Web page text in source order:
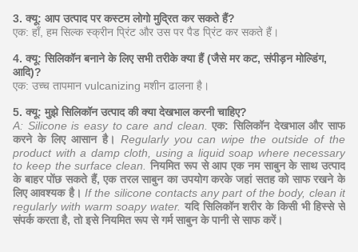
3. क्यू: आप उत्पाद पर कस्टम लोगो मुद्रित कर सकते हैं?
एक: हाँ, हम सिल्क स्क्रीन प्रिंट और उस पर पैड प्रिंट कर सकते हैं।
4. क्यू: सिलिकॉन बनाने के लिए सभी तरीके क्या हैं (जैसे मर कट, संपीड़न मोल्डिंग,
आदि)?
एक: उच्च तापमान vulcanizing मशीन ढालना है।
5. क्यू: मुझे सिलिकॉन उत्पाद की क्या देखभाल करनी चाहिए?
A: Silicone is easy to care and clean. एक: सिलिकॉन देखभाल और साफ
करने के लिए आसान है। Regularly you can wipe the outside of the
product with a damp cloth, using a liquid soap where necessary
to keep the surface clean. नियमित रूप से आप एक नम साबुन के साथ उत्पाद
के बाहर पोंछ सकते हैं, एक तरल साबुन का उपयोग करके जहां सतह को साफ रखने के
लिए आवश्यक है। If the silicone contacts any part of the body, clean it
regularly with warm soapy water. यदि सिलिकॉन शरीर के किसी भी हिस्से से
संपर्क करता है, तो इसे नियमित रूप से गर्म साबुन के पानी से साफ करें।